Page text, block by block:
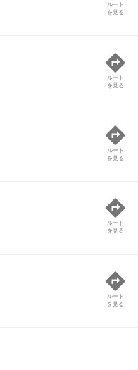
ルート
を見る
ルート
を見る
ルート
を見る
ルート
を見る
ルート
を見る